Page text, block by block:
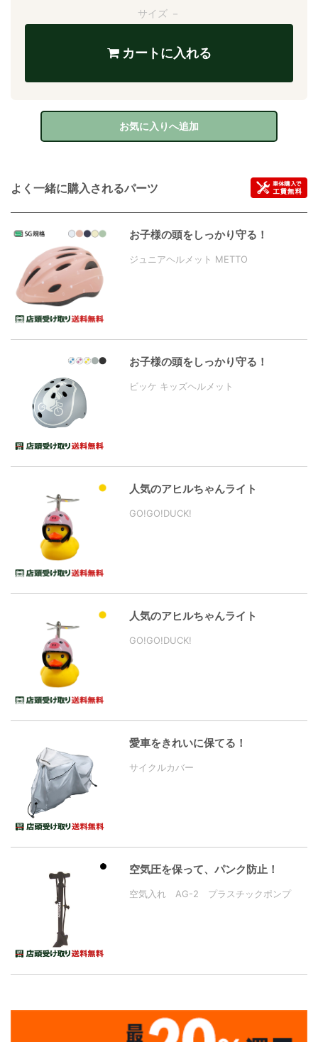
サイズ －
カートに入れる
お気に入りへ追加
よく一緒に購入されるパーツ
お子様の頭をしっかり守る！
ジュニアヘルメット METTO
お子様の頭をしっかり守る！
ビッケ キッズヘルメット
人気のアヒルちゃんライト
GO!GO!DUCK!
人気のアヒルちゃんライト
GO!GO!DUCK!
愛車をきれいに保てる！
サイクルカバー
空気圧を保って、パンク防止！
空気入れ AG-2 プラスチックポンプ